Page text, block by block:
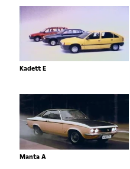
Kadett E
Manta A